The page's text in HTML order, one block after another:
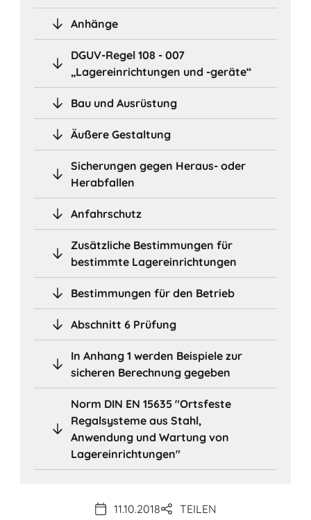
Anhänge
DGUV-Regel 108 - 007
„Lagereinrichtungen und -geräte“
Bau und Ausrüstung
Äußere Gestaltung
Sicherungen gegen Heraus- oder
Herabfallen
Anfahrschutz
Zusätzliche Bestimmungen für
bestimmte Lagereinrichtungen
Bestimmungen für den Betrieb
Abschnitt 6 Prüfung
In Anhang 1 werden Beispiele zur
sicheren Berechnung gegeben
Norm DIN EN 15635 "Ortsfeste
Regalsysteme aus Stahl,
Anwendung und Wartung von
Lagereinrichtungen"
11.10.2018 TEILEN